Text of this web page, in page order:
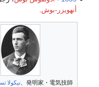
أنهويزر-بوش
発明家・電気技師、 نيكولا